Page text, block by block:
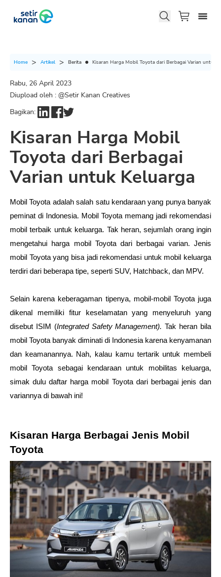
Home Artikel Berita Kisaran Harga Mobil Toyota dari Berbagai Varian untuk
Rabu, 26 April 2023
Diupload oleh : @Setir Kanan Creatives
Bagikan:
Kisaran Harga Mobil
Toyota dari Berbagai
Varian untuk Keluarga
Mobil Toyota adalah salah satu kendaraan yang punya banyak
peminat di Indonesia. Mobil Toyota memang jadi rekomendasi
mobil terbaik untuk keluarga. Tak heran, sejumlah orang ingin
mengetahui harga mobil Toyota dari berbagai varian. Jenis
mobil Toyota yang bisa jadi rekomendasi untuk mobil keluarga
terdiri dari beberapa tipe, seperti SUV, Hatchback, dan MPV.
Selain karena keberagaman tipenya, mobil-mobil Toyota juga
dikenal memiliki fitur keselamatan yang menyeluruh yang
disebut ISIM (Integrated Safety Management). Tak heran bila
mobil Toyota banyak diminati di Indonesia karena kenyamanan
dan keamanannya. Nah, kalau kamu tertarik untuk membeli
mobil Toyota sebagai kendaraan untuk mobilitas keluarga,
simak dulu daftar harga mobil Toyota dari berbagai jenis dan
variannya di bawah ini!
Kisaran Harga Berbagai Jenis Mobil
Toyota